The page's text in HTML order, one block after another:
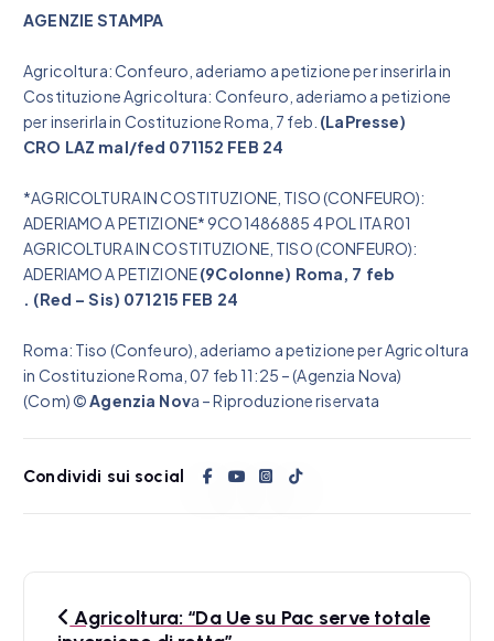
AGENZIE STAMPA
Agricoltura: Confeuro, aderiamo a petizione per inserirla in
Costituzione Agricoltura: Confeuro, aderiamo a petizione
per inserirla in Costituzione Roma, 7 feb. (LaPresse)
CRO LAZ mal/fed 071152 FEB 24
*AGRICOLTURA IN COSTITUZIONE, TISO (CONFEURO):
ADERIAMO A PETIZIONE* 9CO1486885 4 POL ITA R01
AGRICOLTURA IN COSTITUZIONE, TISO (CONFEURO):
ADERIAMO A PETIZIONE(9Colonne) Roma, 7 feb
. (Red – Sis) 071215 FEB 24
Roma: Tiso (Confeuro), aderiamo a petizione per Agricoltura
in Costituzione Roma, 07 feb 11:25 – (Agenzia Nova)
(Com) © Agenzia Nova – Riproduzione riservata
Condividi sui social
Agricoltura: “Da Ue su Pac serve totale